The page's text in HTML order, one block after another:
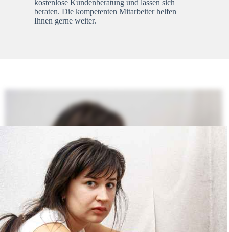
kostenlose Kundenberatung und lassen sich
beraten. Die kompetenten Mitarbeiter helfen
Ihnen gerne weiter.